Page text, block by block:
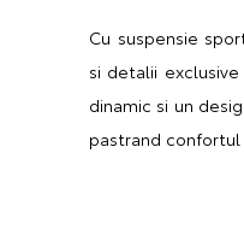
Cu suspensie
si detalii
dinamic si un
pastrand confortul